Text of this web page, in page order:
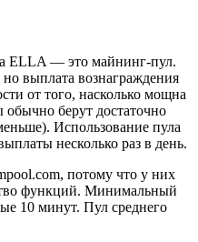
ELLA — это майнинг-пул.
выплата вознаграждения
от того, насколько мощна
берут достаточно
Использование пула
несколько раз в день.
потому что у них
функций. Минимальный
10 минут. Пул среднего